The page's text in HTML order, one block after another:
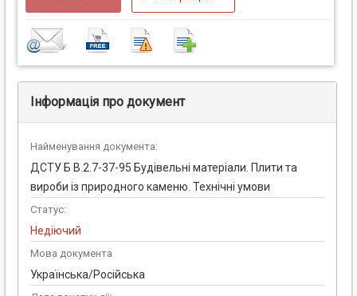
Інформація про документ
Найменування документа:
ДСТУ Б В.2.7-37-95 Будiвельнi матерiали. Плити та
вироби із природного каменю. Технічні умови
Статус:
Недіючий
Мова документа
Українська/Російська